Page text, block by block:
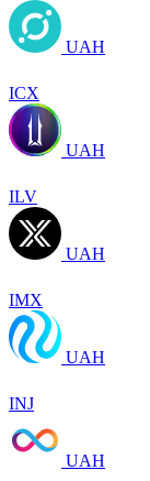
UAH
ICX
UAH
ILV
UAH
IMX
UAH
INJ
UAH